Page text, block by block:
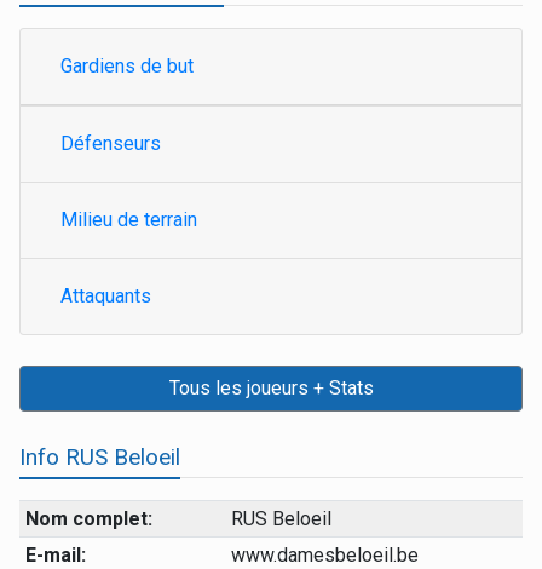
Gardiens de but
Défenseurs
Milieu de terrain
Attaquants
Tous les joueurs + Stats
Info RUS Beloeil
Nom complet:
RUS Beloeil
E-mail:
www.damesbeloeil.be